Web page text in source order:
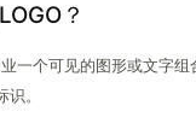
？
一个可见的图形或文字
。